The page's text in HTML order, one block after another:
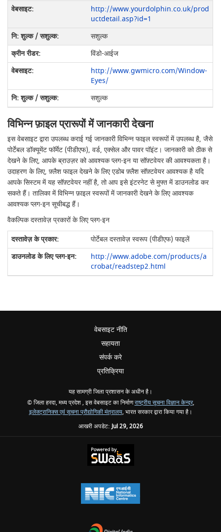
http://www.yourdolphin.co.uk/prod
uctdetail.asp?id=1
सशुल्क
विंडो-आईज
http://www.gwmicro.com/Window-
Eyes/
सशुल्क
विभिन्न फ़ाइल प्रारूपों में जानकारी देखना
इस वेबसाइट द्वारा उपलब्ध कराई गई जानकारी विभिन्न फाइल स्वरूपों में उपलब्ध है, जैसे
पोर्टेबल डॉक्यूमेंट फॉर्मेट (पीडीएफ), वर्ड, एक्सेल और पावर पॉइंट। जानकारी को ठीक से
देखने के लिए, आपके ब्राउज़र को आवश्यक प्लग-इन या सॉफ़्टवेयर की आवश्यकता है।
उदाहरण के लिए, फ़्लैश फाइल देखने के लिए एडोब फ़्लैश सॉफ़्टवेयर आवश्यक है यदि
आपके सिस्टम में यह सॉफ़्टवेयर नहीं है, तो आप इसे इंटरनेट से मुफ्त में डाउनलोड कर
सकते हैं। तालिका में विभिन्न फ़ाइल स्वरूपों में जानकारी देखने के लिए आवश्यक
आवश्यक प्लग-इन सूचीबद्ध हैं।
वैकल्पिक दस्तावेज़ प्रकारों के लिए प्लग-इन
पोर्टेबल दस्तावेज़ स्वरूप (पीडीएफ) फाइलें
http://www.adobe.com/products/a
crobat/readstep2.html
वेबसाइट नीति
सहायता
संपर्क करे
प्रतिक्रिया
यह सामग्री जिला प्रशासन के अधीन है।
© जिला हरदा, मध्य प्रदेश , इस वेबसाइट का निर्माणराष्ट्रीय सूचना विज्ञान केन्द्र,
इलेक्ट्रानिक्स एवं सूचना प्रौद्योगिकी मंत्रालय, भारत सरकार द्वारा किया गया है।
आखरी अपडेट:Jul 29, 2026